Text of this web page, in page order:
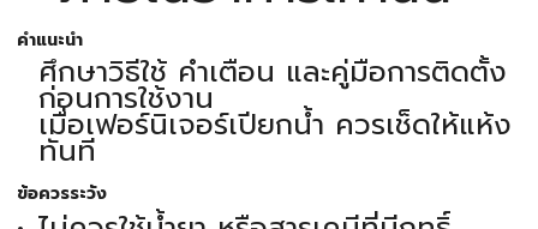
คำแนะนำ
ศึกษาวิธีใช้ คำเตือน และคู่มือการติดตั้ง
ก่อนการใช้งาน
เมื่อเฟอร์นิเจอร์เปียกน้ำ ควรเช็ดให้แห้ง
ทันที
ข้อควรระวัง